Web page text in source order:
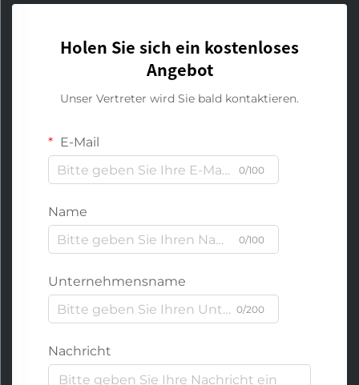
Holen Sie sich ein kostenloses
Angebot
Unser Vertreter wird Sie bald kontaktieren.
E-Mail
0/100
Name
0/100
Unternehmensname
0/200
Nachricht